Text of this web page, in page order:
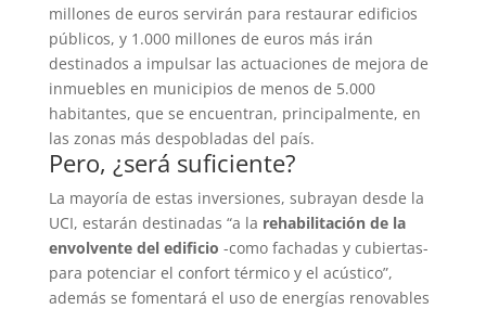
millones de euros servirán para restaurar edificios
públicos, y 1.000 millones de euros más irán
destinados a impulsar las actuaciones de mejora de
inmuebles en municipios de menos de 5.000
habitantes, que se encuentran, principalmente, en
las zonas más despobladas del país.
Pero, ¿será suficiente?
La mayoría de estas inversiones, subrayan desde la
UCI, estarán destinadas “a la rehabilitación de la
envolvente del edificio -como fachadas y cubiertas-
para potenciar el confort térmico y el acústico”,
además se fomentará el uso de energías renovables